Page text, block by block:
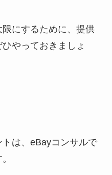
にするために、提供
やっておきましょ
は、eBayコンサルで